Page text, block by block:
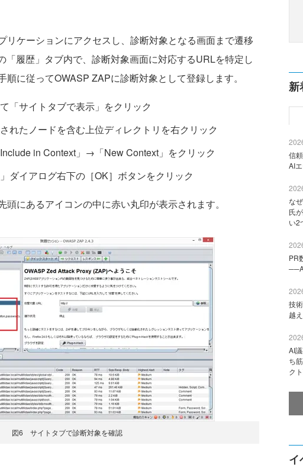
ケーションにアクセスし、診断対象となる画面まで遷移
「履歴」タブ内で、診断対象画面に対応するURLを特定し
順に従ってOWASP ZAPに診断対象として登録します。
「サイトタブで表示」をクリック
れたノードを含む上位ディレクトリを右クリック
in Context」→「New Context」をクリック
ダイアログ右下の［OK］ボタンをクリック
にあるアイコンの中に赤い丸印が表示されます。
図6 サイトタブで診断対象を確認
新
信
AI
な
氏
い2
PR
技
越
AI
ち
ク
イ